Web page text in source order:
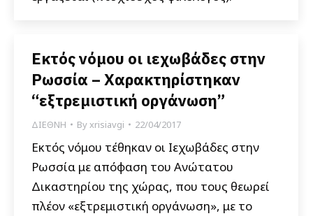
Εκτός νόμου οι ιεχωβάδες στην
Ρωσσία – Χαρακτηρίστηκαν
“εξτρεμιστική οργάνωση”
ΔΙΕΘΝΗ Byxrisiavgi 22/04/2017
Εκτός νόμου τέθηκαν οι Ιεχωβάδες στην
Ρωσσία με απόφαση του Ανώτατου
Δικαστηρίου της χώρας, που τους θεωρεί
πλέον «εξτρεμιστική οργάνωση», με το